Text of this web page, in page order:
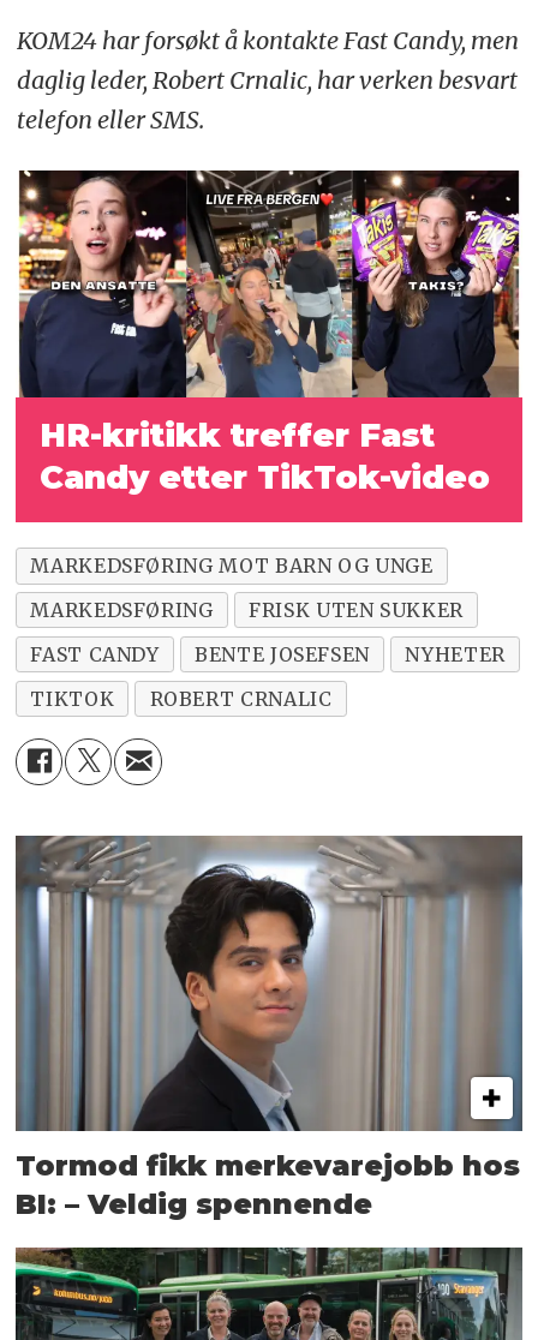
KOM24 har forsøkt å kontakte Fast Candy, men
daglig leder, Robert Crnalic, har verken besvart
telefon eller SMS.
HR-kritikk treffer Fast
Candy etter TikTok-video
MARKEDSFØRING MOT BARN OG UNGE
MARKEDSFØRING
FRISK UTEN SUKKER
FAST CANDY
BENTE JOSEFSEN
NYHETER
TIKTOK
ROBERT CRNALIC
Tormod fikk merkevarejobb hos
BI: – Veldig spennende